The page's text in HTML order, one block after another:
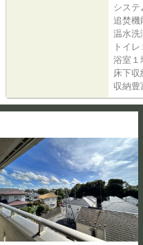
システ
追焚機
温水洗
トイ
浴室１
床下収
収納豊